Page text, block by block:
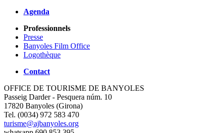
Agenda
Professionnels
Presse
Banyoles Film Office
Logothèque
Contact
OFFICE DE TOURISME DE BANYOLES
Passeig Darder - Pesquera núm. 10
17820 Banyoles (Girona)
Tel. (0034) 972 583 470
turisme@ajbanyoles.org